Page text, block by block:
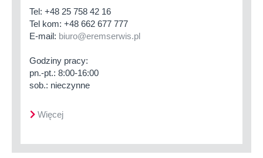
Tel: +48 25 758 42 16
Tel kom: +48 662 677 777
E-mail: biuro@eremserwis.pl
Godziny pracy:
pn.-pt.: 8:00-16:00
sob.: nieczynne
Więcej